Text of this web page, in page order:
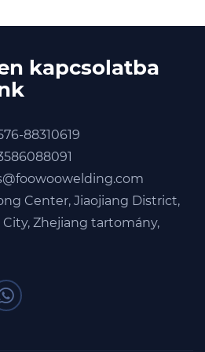
kapcsolatba
88310619
Center, Jiaojiang District,
City, Zhejiang tartomány,